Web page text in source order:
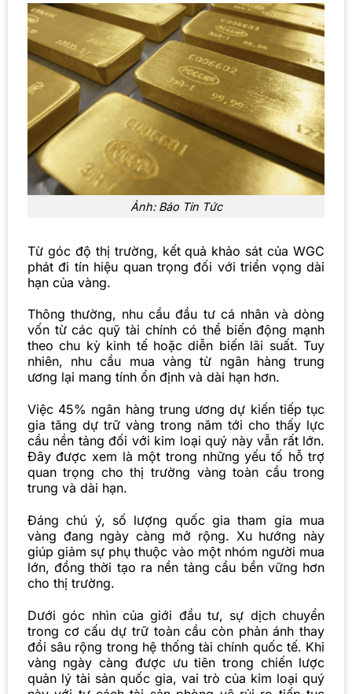
Ảnh: Báo Tin Tức
Từ góc độ thị trường, kết quả khảo sát của WGC
phát đi tín hiệu quan trọng đối với triển vọng dài
hạn của vàng.
Thông thường, nhu cầu đầu tư cá nhân và dòng
vốn từ các quỹ tài chính có thể biến động mạnh
theo chu kỳ kinh tế hoặc diễn biến lãi suất. Tuy
nhiên, nhu cầu mua vàng từ ngân hàng trung
ương lại mang tính ổn định và dài hạn hơn.
Việc 45% ngân hàng trung ương dự kiến tiếp tục
gia tăng dự trữ vàng trong năm tới cho thấy lực
cầu nền tảng đối với kim loại quý này vẫn rất lớn.
Đây được xem là một trong những yếu tố hỗ trợ
quan trọng cho thị trường vàng toàn cầu trong
trung và dài hạn.
Đáng chú ý, số lượng quốc gia tham gia mua
vàng đang ngày càng mở rộng. Xu hướng này
giúp giảm sự phụ thuộc vào một nhóm người mua
lớn, đồng thời tạo ra nền tảng cầu bền vững hơn
cho thị trường.
Dưới góc nhìn của giới đầu tư, sự dịch chuyển
trong cơ cấu dự trữ toàn cầu còn phản ánh thay
đổi sâu rộng trong hệ thống tài chính quốc tế. Khi
vàng ngày càng được ưu tiên trong chiến lược
quản lý tài sản quốc gia, vai trò của kim loại quý